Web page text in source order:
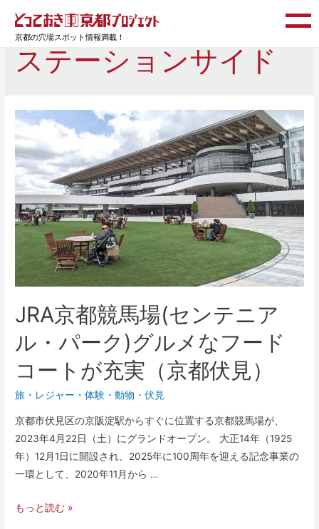
京都の穴場スポット情報満載！
ステーションサイド
JRA京都競馬場(センテニア
ル・パーク)グルメなフード
コートが充実（京都伏見）
旅・レジャー ・体験 ・動物 ・伏見
京都市伏見区の京阪淀駅からすぐに位置する京都競馬場が、
2023年4月22日（土）にグランドオープン。 大正14年（1925
年）12月1日に開設され、2025年に100周年を迎える記念事業の
一環として、2020年11月から …
もっと読む »